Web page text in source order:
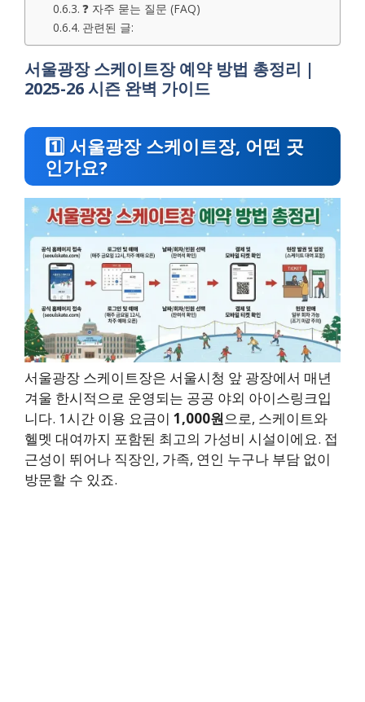
❓ 자주 묻는 질문 (FAQ)
관련된 글:
서울광장 스케이트장 예약 방법 총정리 |
2025-26 시즌 완벽 가이드
1️⃣ 서울광장 스케이트장, 어떤 곳
인가요?
서울광장 스케이트장은 서울시청 앞 광장에서 매년
겨울 한시적으로 운영되는 공공 야외 아이스링크입
니다. 1시간 이용 요금이 1,000원으로, 스케이트와
헬멧 대여까지 포함된 최고의 가성비 시설이에요. 접
근성이 뛰어나 직장인, 가족, 연인 누구나 부담 없이
방문할 수 있죠.